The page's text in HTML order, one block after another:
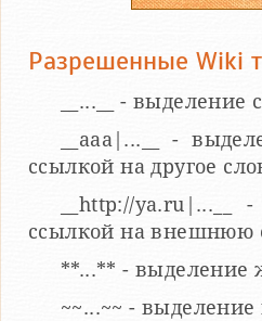
Разрешенные Wiki
__...__ - выделение
__aaa|...__ -
ссылкой на другое
__http://ya.ru|...__
ссылкой на внешнюю
**...** - выделение
~~...~~ -